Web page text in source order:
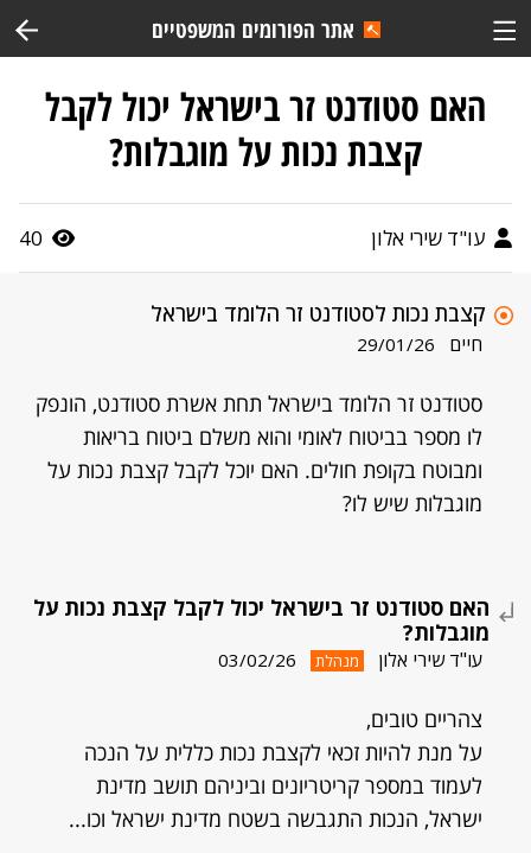
אתר הפורומים המשפטיים
האם סטודנט זר בישראל יכול לקבל
קצבת נכות על מוגבלות?
עו"ד שירי אלון 40
קצבת נכות לסטודנט זר הלומד בישראל
חיים 29/01/26
סטודנט זר הלומד בישראל תחת אשרת סטודנט, הונפק
לו מספר בביטוח לאומי והוא משלם ביטוח בריאות
ומבוטח בקופת חולים. האם יוכל לקבל קצבת נכות על
מוגבלות שיש לו?
האם סטודנט זר בישראל יכול לקבל קצבת נכות על
מוגבלות?
עו"ד שירי אלון מנהלת 03/02/26
צהריים טובים,
על מנת להיות זכאי לקצבת נכות כללית על הנכה
לעמוד במספר קריטריונים וביניהם תושב מדינת
ישראל, הנכות התגבשה בשטח מדינת ישראל וכו...